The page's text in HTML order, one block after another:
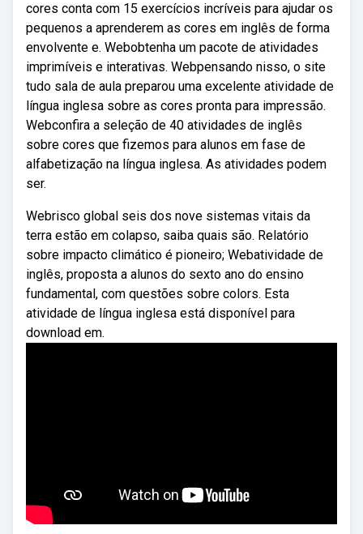
cores conta com 15 exercícios incríveis para ajudar os
pequenos a aprenderem as cores em inglês de forma
envolvente e. Webobtenha um pacote de atividades
imprimíveis e interativas. Webpensando nisso, o site
tudo sala de aula preparou uma excelente atividade de
língua inglesa sobre as cores pronta para impressão.
Webconfira a seleção de 40 atividades de inglês
sobre cores que fizemos para alunos em fase de
alfabetização na língua inglesa. As atividades podem
ser.
Webrisco global seis dos nove sistemas vitais da
terra estão em colapso, saiba quais são. Relatório
sobre impacto climático é pioneiro; Webatividade de
inglês, proposta a alunos do sexto ano do ensino
fundamental, com questões sobre colors. Esta
atividade de língua inglesa está disponível para
download em.